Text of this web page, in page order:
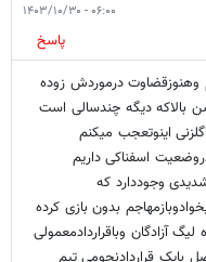
۰۶:۰۰ - ۱۴۰۳/۱۰/۳۰
پاسخ
وهنوزقضاوت درموردش زوده
بالاکه دیگه چندسالی است
اینوتعجب میکنم
اسفناکی داریم
وجوددارد که
بدون بازی کرده
آزادگان وباقراردادمعمولی
بایک قراردادنجومی تیم